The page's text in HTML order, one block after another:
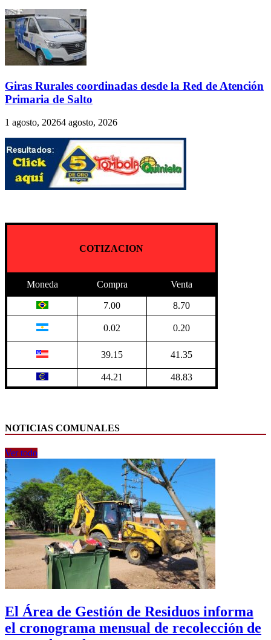
Giras Rurales coordinadas desde la Red de Atención
Primaria de Salto
1 agosto, 20264 agosto, 2026
COTIZACION
Moneda Compra Venta
7.00 8.70
0.02 0.20
39.15 41.35
44.21 48.83
NOTICIAS COMUNALES
Ver todo
El Área de Gestión de Residuos informa
el cronograma mensual de recolección de